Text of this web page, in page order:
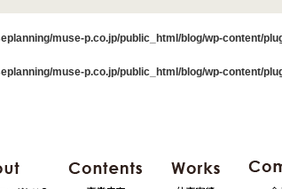
muse-p.co.jp/public_html/blog/wp-content/
muse-p.co.jp/public_html/blog/wp-content/